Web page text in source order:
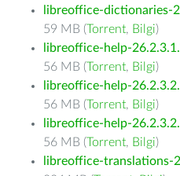
libreoffice-dictionaries-
59 MB (Torrent, Bilgi)
libreoffice-help-
56 MB (Torrent, Bilgi)
libreoffice-help-
56 MB (Torrent, Bilgi)
libreoffice-help-
56 MB (Torrent, Bilgi)
libreoffice-translations-